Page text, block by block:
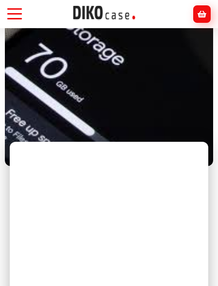
Головна Смартфони
Як очистити пам’ять смартфона: повний
посібник для Android та iPhone